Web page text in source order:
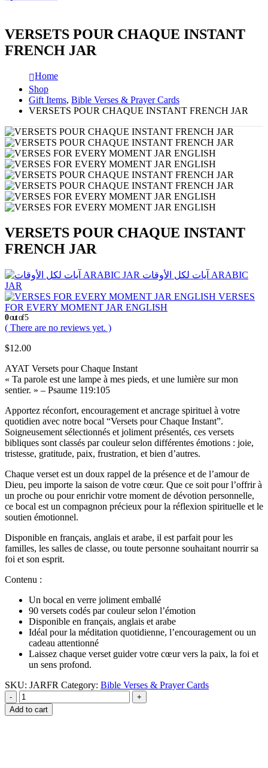
VERSETS POUR CHAQUE INSTANT
FRENCH JAR
Home
Shop
Gift Items, Bible Verses & Prayer Cards
VERSETS POUR CHAQUE INSTANT FRENCH JAR
VERSETS POUR CHAQUE INSTANT
FRENCH JAR
آيات لكل الأوقات ARABIC
JAR
VERSES
FOR EVERY MOMENT JAR ENGLISH
0out of 5
( There are no reviews yet. )
$12.00
AYAT Versets pour Chaque Instant
« Ta parole est une lampe à mes pieds, et une lumière sur mon
sentier. » – Psaume 119:105
Apportez réconfort, encouragement et ancrage spirituel à votre
quotidien avec notre bocal “Versets pour Chaque Instant”.
Soigneusement sélectionnés et joliment présentés, ces versets
bibliques sont classés par couleur selon différentes émotions : joie,
tristesse, gratitude, paix, frustration, et bien d’autres.
Chaque verset est un doux rappel de la présence et de l’amour de
Dieu, peu importe la saison de votre cœur. Que ce soit pour l’offrir à
un proche ou pour enrichir votre moment de dévotion personnelle,
ce bocal est un compagnon précieux pour la réflexion spirituelle et le
soutien émotionnel.
Disponible en français, anglais et arabe, il est parfait pour les
familles, les salles de classe, ou toute personne souhaitant nourrir sa
foi et son esprit.
Contenu :
Un bocal en verre joliment emballé
90 versets codés par couleur selon l’émotion
Disponible en français, anglais et arabe
Idéal pour la méditation quotidienne, l’encouragement ou un
cadeau attentionné
Laissez chaque verset guider votre cœur vers la paix, la foi et
un sens profond.
SKU: JARFR Category: Bible Verses & Prayer Cards
-
+
Add to cart